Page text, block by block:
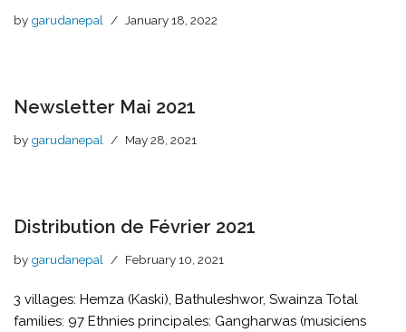
by garudanepal January 18, 2022
Newsletter Mai 2021
by garudanepal May 28, 2021
Distribution de Février 2021
by garudanepal February 10, 2021
3 villages: Hemza (Kaski), Bathuleshwor, Swainza Total
families: 97 Ethnies principales: Gangharwas (musiciens